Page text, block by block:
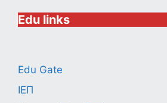
Edu links
Edu Gate
ΙΕΠ